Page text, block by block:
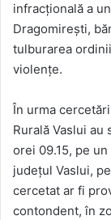
infracțională a
Dragomirești,
tulburarea
violențe.
În urma
Rurală Vaslui
orei 09.15, pe
județul Vaslui,
cercetat ar fi
contondent, în